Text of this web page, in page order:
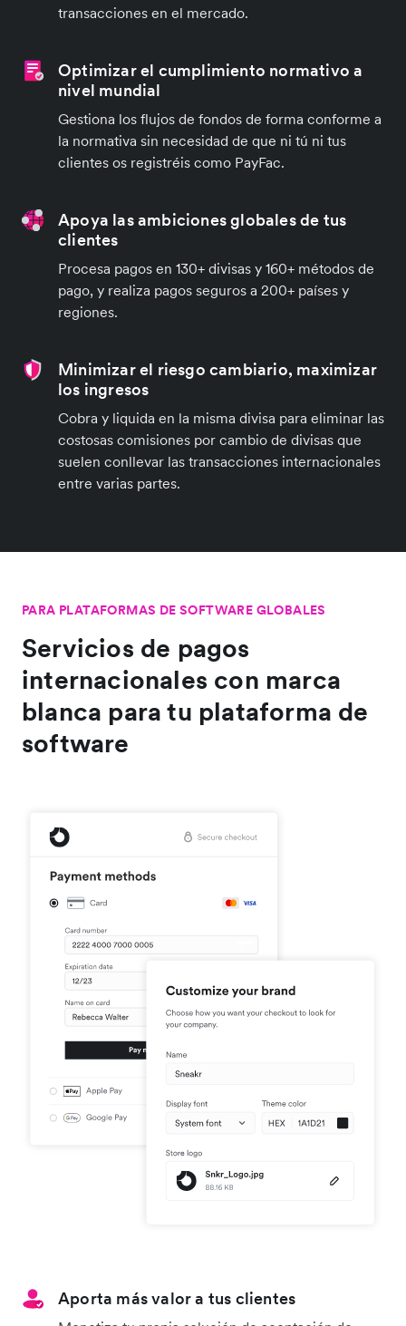
transacciones en el mercado.
Optimizar el cumplimiento normativo a
nivel mundial
Gestiona los flujos de fondos de forma conforme a
la normativa sin necesidad de que ni tú ni tus
clientes os registréis como PayFac.
Apoya las ambiciones globales de tus
clientes
Procesa pagos en 130+ divisas y 160+ métodos de
pago, y realiza pagos seguros a 200+ países y
regiones.
Minimizar el riesgo cambiario, maximizar
los ingresos
Cobra y liquida en la misma divisa para eliminar las
costosas comisiones por cambio de divisas que
suelen conllevar las transacciones internacionales
entre varias partes.
PARA PLATAFORMAS DE SOFTWARE GLOBALES
Servicios de pagos
internacionales con marca
blanca para tu plataforma de
software
Aporta más valor a tus clientes